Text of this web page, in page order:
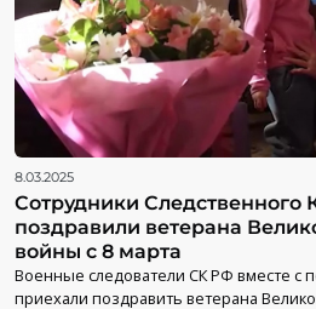
8.03.2025
Сотрудники Следственного
поздравили ветерана
войны с 8 марта
Военные следователи СК РФ вместе с
приехали поздравить ветерана